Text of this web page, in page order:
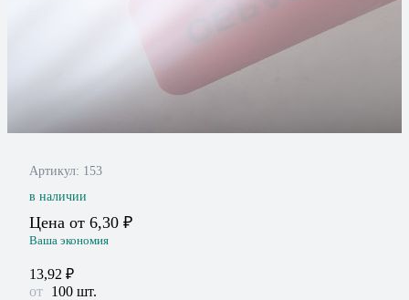
Артикул: 153
в наличии
Цена от 6,30 ₽
Ваша экономия
13,92 ₽
100 шт.